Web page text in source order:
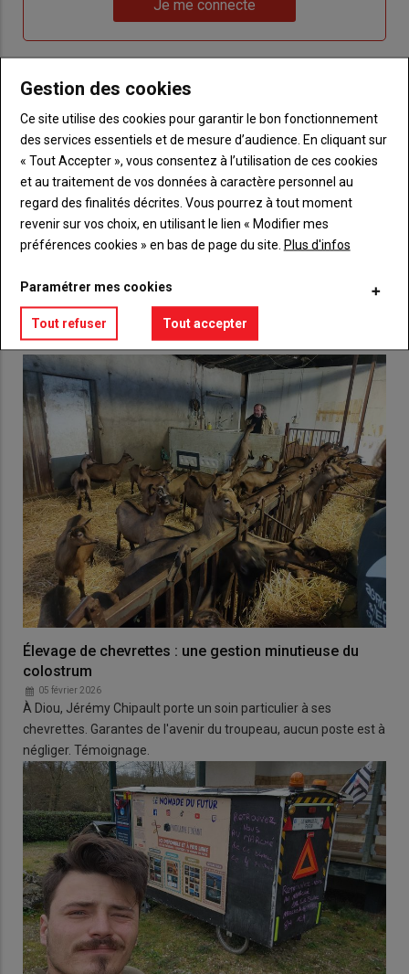
de
me
connecte"
Je me connecte
titre
TITRE CRÉEZ UN COMPTE
BodyChoisissez votre formule et créez votre
compte pour accéder à tout {nom-site}.
Lien Créez un compte
VOUS AIMEREZ AUSSI
Élevage de chevrettes : une gestion minutieuse du
colostrum
05 février 2026
À Diou, Jérémy Chipault porte un soin particulier à ses
chevrettes. Garantes de l'avenir du troupeau, aucun poste est à
négliger. Témoignage.
Gestion des cookies
Ce site utilise des cookies pour garantir le bon fonctionnement
des services essentiels et de mesure d’audience. En cliquant sur
« Tout Accepter », vous consentez à l’utilisation de ces cookies
et au traitement de vos données à caractère personnel au
regard des finalités décrites. Vous pourrez à tout moment
revenir sur vos choix, en utilisant le lien « Modifier mes
préférences cookies » en bas de page du site. Plus d'infos
Paramétrer mes cookies
Tout refuser Tout accepter